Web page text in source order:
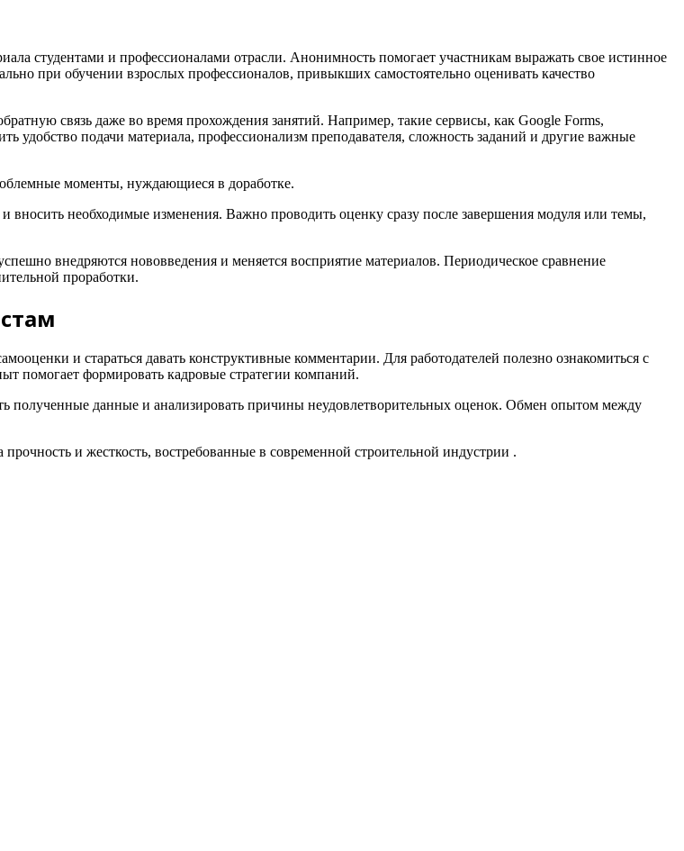
студентами и профессионалами отрасли. Анонимность помогает участникам выражать свое истинное
при обучении взрослых профессионалов, привыкших самостоятельно оценивать качество
связь даже во время прохождения занятий. Например, такие сервисы, как Google Forms,
подачи материала, профессионализм преподавателя, сложность заданий и другие важные
моменты, нуждающиеся в доработке.
необходимые изменения. Важно проводить оценку сразу после завершения модуля или темы,
внедряются нововведения и меняется восприятие материалов. Периодическое сравнение
проработки.
и стараться давать конструктивные комментарии. Для работодателей полезно ознакомиться с
помогает формировать кадровые стратегии компаний.
полученные данные и анализировать причины неудовлетворительных оценок. Обмен опытом между
прочность и жесткость, востребованные в современной строительной индустрии .